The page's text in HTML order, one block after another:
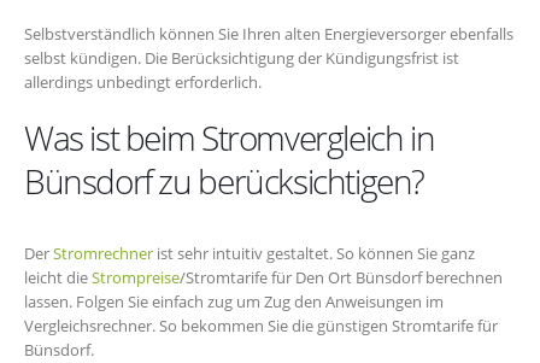
Selbstverständlich können Sie Ihren alten Energieversorger ebenfalls
selbst kündigen. Die Berücksichtigung der Kündigungsfrist ist
allerdings unbedingt erforderlich.
Was ist beim Stromvergleich in
Bünsdorf zu berücksichtigen?
DerStromrechner ist sehr intuitiv gestaltet. So können Sie ganz
leicht dieStrompreise/Stromtarife für Den Ort Bünsdorf berechnen
lassen. Folgen Sie einfach zug um Zug den Anweisungen im
Vergleichsrechner. So bekommen Sie die günstigen Stromtarife für
Bünsdorf.